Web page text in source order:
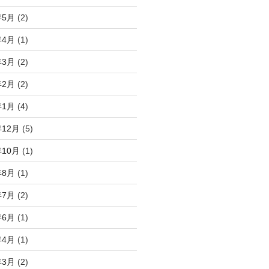
月 (2)
月 (1)
月 (2)
月 (2)
月 (4)
月 (5)
月 (1)
月 (1)
月 (2)
月 (1)
月 (1)
月 (2)